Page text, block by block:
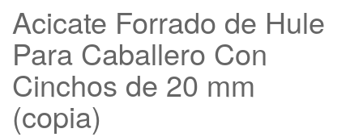
Acicate Forrado de Hule
Para Caballero Con
Cinchos de 20 mm
(copia)